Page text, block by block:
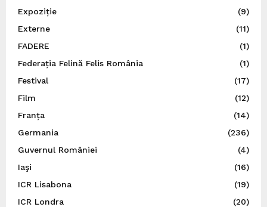
Expoziție
(9)
Externe
(11)
FADERE
(1)
Federația Felină Felis România
(1)
Festival
(17)
Film
(12)
Franța
(14)
Germania
(236)
Guvernul României
(4)
Iaşi
(16)
ICR Lisabona
(19)
ICR Londra
(20)